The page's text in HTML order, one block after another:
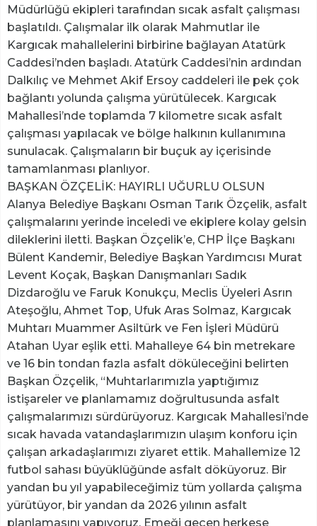
Müdürlüğü ekipleri tarafından sıcak asfalt çalışması
başlatıldı. Çalışmalar ilk olarak Mahmutlar ile
Kargıcak mahallelerini birbirine bağlayan Atatürk
Caddesi’nden başladı. Atatürk Caddesi’nin ardından
Dalkılıç ve Mehmet Akif Ersoy caddeleri ile pek çok
bağlantı yolunda çalışma yürütülecek. Kargıcak
Mahallesi’nde toplamda 7 kilometre sıcak asfalt
çalışması yapılacak ve bölge halkının kullanımına
sunulacak. Çalışmaların bir buçuk ay içerisinde
tamamlanması planlıyor.
BAŞKAN ÖZÇELİK: HAYIRLI UĞURLU OLSUN
Alanya Belediye Başkanı Osman Tarık Özçelik, asfalt
çalışmalarını yerinde inceledi ve ekiplere kolay gelsin
dileklerini iletti. Başkan Özçelik’e, CHP İlçe Başkanı
Bülent Kandemir, Belediye Başkan Yardımcısı Murat
Levent Koçak, Başkan Danışmanları Sadık
Dizdaroğlu ve Faruk Konukçu, Meclis Üyeleri Asrın
Ateşoğlu, Ahmet Top, Ufuk Aras Solmaz, Kargıcak
Muhtarı Muammer Asiltürk ve Fen İşleri Müdürü
Atahan Uyar eşlik etti. Mahalleye 64 bin metrekare
ve 16 bin tondan fazla asfalt döküleceğini belirten
Başkan Özçelik, “Muhtarlarımızla yaptığımız
istişareler ve planlamamız doğrultusunda asfalt
çalışmalarımızı sürdürüyoruz. Kargıcak Mahallesi’nde
sıcak havada vatandaşlarımızın ulaşım konforu için
çalışan arkadaşlarımızı ziyaret ettik. Mahallemize 12
futbol sahası büyüklüğünde asfalt döküyoruz. Bir
yandan bu yıl yapabileceğimiz tüm yollarda çalışma
yürütüyor, bir yandan da 2026 yılının asfalt
planlamasını yapıyoruz. Emeği geçen herkese